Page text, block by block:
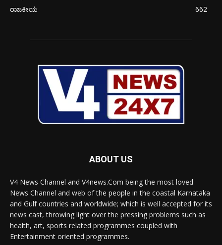
ರಾಜಕೀಯ
662
ABOUT US
V4 News Channel and V4news.Com being the most loved
News Channel and web of the people in the coastal Karnataka
and Gulf countries and worldwide; which is well accepted for its
news cast, throwing light over the pressing problems such as
health, art, sports related programmes coupled with
Entertainment oriented programmes.